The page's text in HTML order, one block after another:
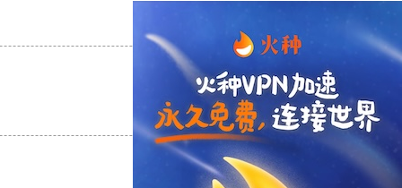
支持 [0] 反对[0]